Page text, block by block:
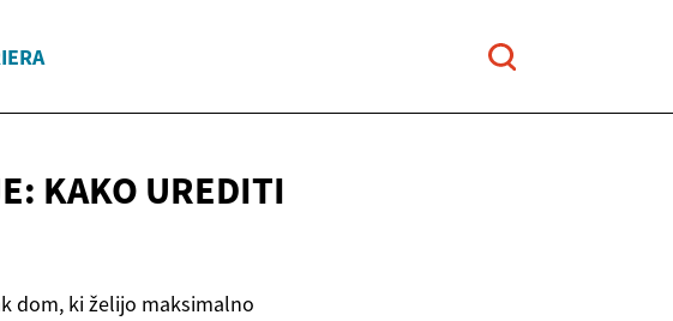
KAKO UREDITI
dom, ki želijo maksimalno